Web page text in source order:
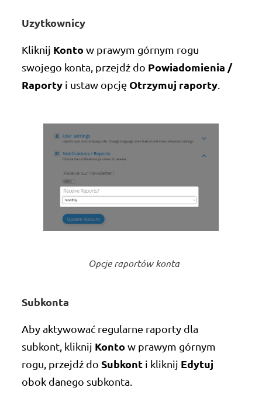
Uzytkownicy
Kliknij Konto w prawym górnym rogu
swojego konta, przejdź do Powiadomienia /
Raporty i ustaw opcję Otrzymuj raporty.
Opcje raportów konta
Subkonta
Aby aktywować regularne raporty dla
subkont, kliknij Konto w prawym górnym
rogu, przejdź doSubkont i kliknij Edytuj
obok danego subkonta.